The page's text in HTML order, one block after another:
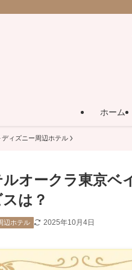
ホーム
ディズニー周辺ホテル
オークラ東京ベ
は？
辺ホテル 2025年10月4日